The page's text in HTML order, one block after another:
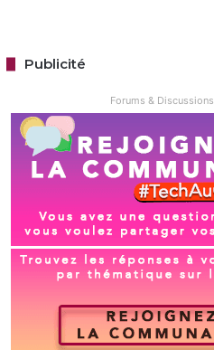
Publicité
Forums & Discussions